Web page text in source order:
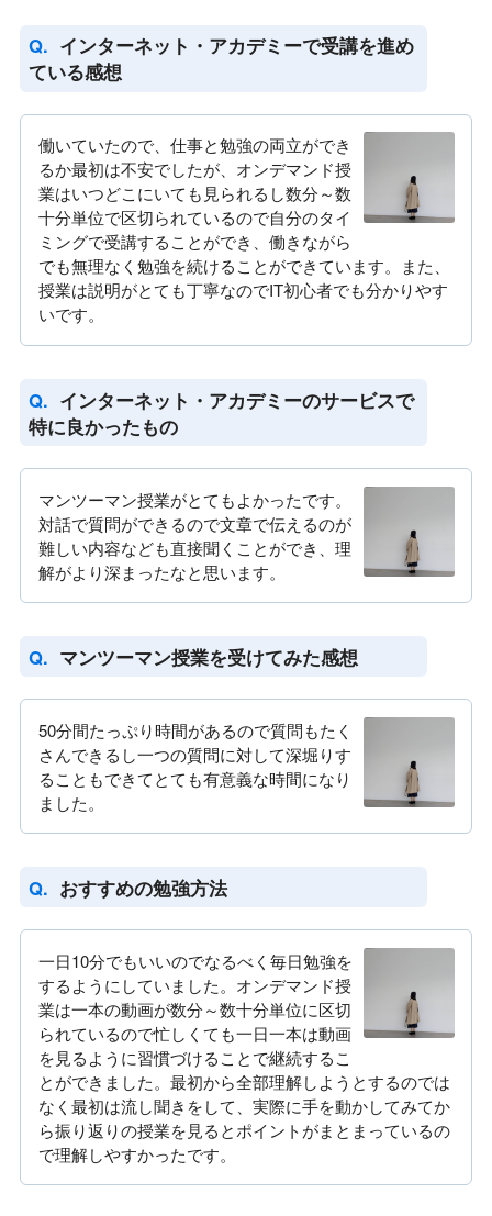
インターネット・アカデミーで受講を進め
ている感想
働いていたので、仕事と勉強の両立ができ
るか最初は不安でしたが、オンデマンド授
業はいつどこにいても見られるし数分～数
十分単位で区切られているので自分のタイ
ミングで受講することができ、働きながら
でも無理なく勉強を続けることができています。また、
授業は説明がとても丁寧なのでIT初心者でも分かりやす
いです。
インターネット・アカデミーのサービスで
特に良かったもの
マンツーマン授業がとてもよかったです。
対話で質問ができるので文章で伝えるのが
難しい内容なども直接聞くことができ、理
解がより深まったなと思います。
マンツーマン授業を受けてみた感想
50分間たっぷり時間があるので質問もたく
さんできるし一つの質問に対して深堀りす
ることもできてとても有意義な時間になり
ました。
おすすめの勉強方法
一日10分でもいいのでなるべく毎日勉強を
するようにしていました。オンデマンド授
業は一本の動画が数分～数十分単位に区切
られているので忙しくても一日一本は動画
を見るように習慣づけることで継続するこ
とができました。最初から全部理解しようとするのでは
なく最初は流し聞きをして、実際に手を動かしてみてか
ら振り返りの授業を見るとポイントがまとまっているの
で理解しやすかったです。